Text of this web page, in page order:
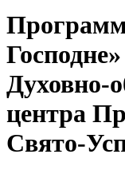
Духовно-
центра
Свято-